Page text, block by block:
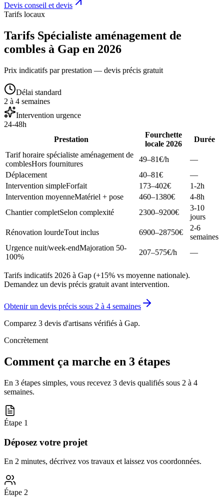
Devis conseil et devis
Tarifs locaux
Tarifs Spécialiste aménagement de
combles à Gap en 2026
Prix indicatifs par prestation — devis précis gratuit
Délai standard
2 à 4 semaines
Intervention urgence
24-48h
Prestation
Fourchette
locale 2026
Durée
Tarif horaire spécialiste aménagement de
comblesHors fournitures
49–81€/h
—
Déplacement
40–81€
—
Intervention simpleForfait 173–402€
1-2h
Intervention moyenneMatériel + pose 460–1380€
4-8h
Chantier completSelon complexité 2300–9200€
3-10
jours
Rénovation lourdeTout inclus 6900–28750€
2-6
semaines
Urgence nuit/week-endMajoration 50-
100%
207–575€/h —
Tarifs indicatifs 2026 à Gap (+15% vs moyenne nationale).
Demandez un devis précis gratuit avant intervention.
Obtenir un devis précis sous 2 à 4 semaines
Comparez 3 devis d'artisans vérifiés à Gap.
Concrètement
Comment ça marche en 3 étapes
En 3 étapes simples, vous recevez 3 devis qualifiés sous 2 à 4
semaines.
Étape 1
Déposez votre projet
En 2 minutes, décrivez vos travaux et laissez vos coordonnées.
Étape 2